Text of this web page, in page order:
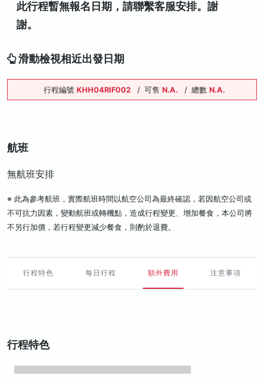
此行程暫無報名日期，請聯繫客服安排。謝
謝。
滑動檢視相近出發日期
行程編號 KHH04RIF002 / 可售 N.A. / 總數 N.A.
航班
無航班安排
※ 此為參考航班，實際航班時間以航空公司為最終確認，若因航空公司或
不可抗力因素，變動航班或轉機點，造成行程變更、增加餐食，本公司將
不另行加價，若行程變更減少餐食，則酌於退費。
行程特色 每日行程 額外費用 注意事項
行程特色